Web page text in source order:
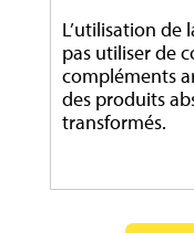
L’utilisation de
pas utiliser de
compléments
des produits
transformés.